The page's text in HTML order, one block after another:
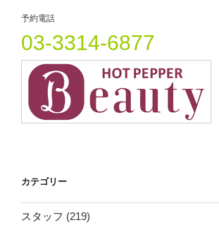
ン
予約電話
03-3314-6877
カテゴリー
スタッフ (219)